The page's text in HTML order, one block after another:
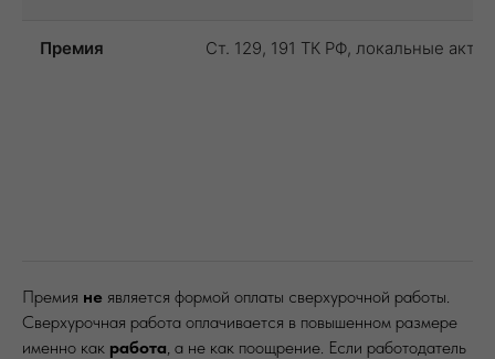
Премия Ст. 129, 191 ТК РФ, локальные акты
Премия не является формой оплаты сверхурочной работы.
Сверхурочная работа оплачивается в повышенном размере
именно как работа, а не как поощрение. Если работодатель